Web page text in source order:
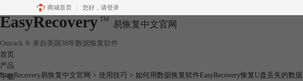
商城首页 您好， 请登录
EasyRecovery TM 易恢复中文官网
Ontrack ® 来自美国38年数据恢复软件
首页
产品
下载
EasyRecovery易恢复中文官网 > 使用技巧 > 如何用数据恢复软件EasyRecovery恢复U盘丢失的数据